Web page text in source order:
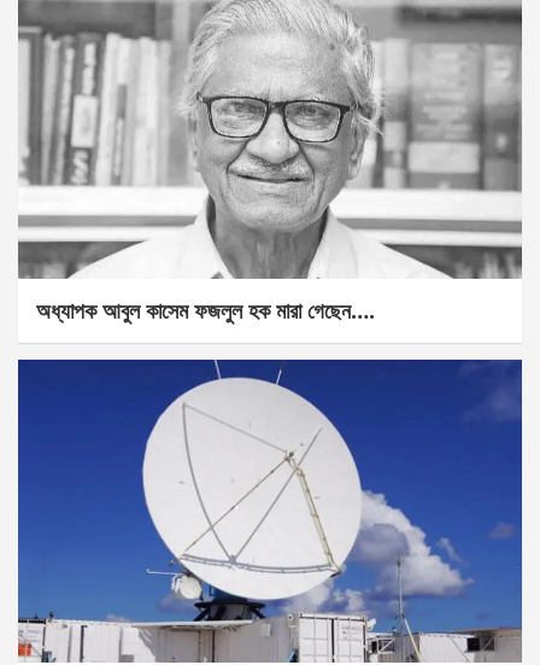
অধ্যাপক আবুল কাসেম ফজলুল হক মারা গেছেন….